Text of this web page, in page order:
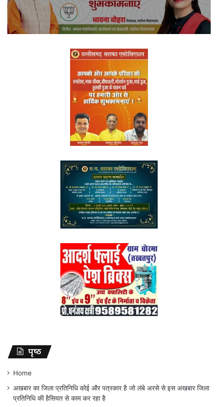
पृष्ठ
Home
अखबार का जिला प्रतिनिधि कोई और पत्रकार है जो लंबे अरसे से इस अखबार जिला
प्रतिनिधि की हैसियत से काम कर रहा है